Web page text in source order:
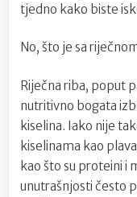
tjedno kako biste
No, što je sa
Riječna riba, poput
nutritivno bogata
kiselina. Iako nije
kiselinama kao
kao što su proteini i
unutrašnjosti često